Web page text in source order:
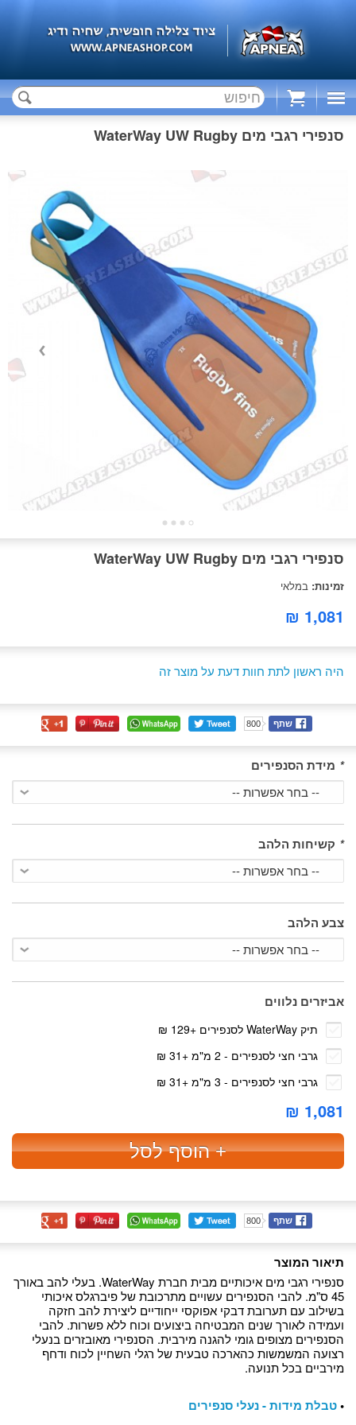
סנפירי רגבי מים WaterWay UW Rugby
סנפירי רגבי מים WaterWay UW Rugby
זמינות: במלאי
1,081 ₪
היה ראשון לתת חוות דעת על מוצר זה
שתף 800
* מידת הסנפירים
* קשיחות הלהב
צבע הלהב
אביזרים נלווים
תיק WaterWay לסנפירים +
129 ₪
גרבי חצי לסנפירים - 2 מ"מ
+
31 ₪
גרבי חצי לסנפירים - 3 מ"מ
+
31 ₪
1,081 ₪
+ הוסף לסל
שתף 800
תיאור המוצר
סנפירי רגבי מים איכותיים מבית חברת WaterWay. בעלי להב באורך
45 ס"מ. להבי הסנפירים עשויים מתרכובת של פיברגלס איכותי
בשילוב עם תערובת דבקי אפוקסי ייחודיים ליצירת להב חזקה
ועמידה לאורך שנים המבטיחה ביצועים וכוח ללא פשרות. להבי
הסנפירים מצופים גומי להגנה מירבית. הסנפירי מאובזרים בנעלי
רצועה המשמשות כהארכה טבעית של רגלי השחיין לכוח ודחף
מירביים בכל תנועה.
•טבלת מידות - נעלי סנפירים